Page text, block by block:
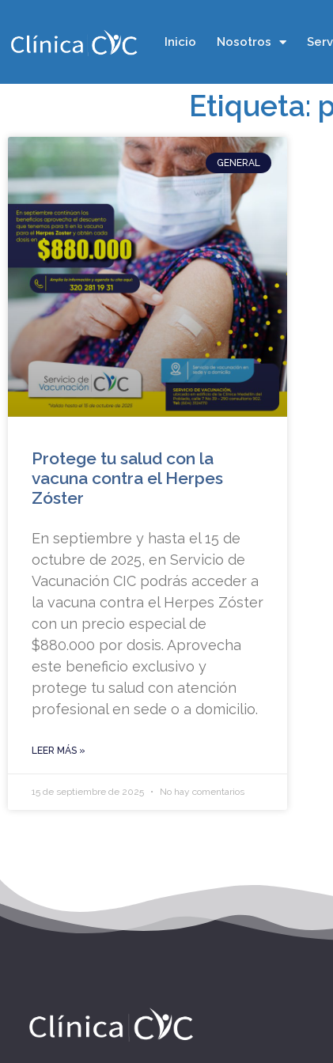
Inicio Nosotros
Etiqueta:
GENERAL
Protege tu salud con la
vacuna contra el Herpes
Zóster
En septiembre y hasta el 15 de
octubre de 2025, en Servicio de
Vacunación CIC podrás acceder a
la vacuna contra el Herpes Zóster
con un precio especial de
$880.000 por dosis. Aprovecha
este beneficio exclusivo y
protege tu salud con atención
profesional en sede o a domicilio.
LEER MÁS »
15 de septiembre de 2025 No hay comentarios